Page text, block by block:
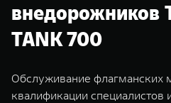
внедорожников
TANK 700
Обслуживание флагманских
квалификации специалистов